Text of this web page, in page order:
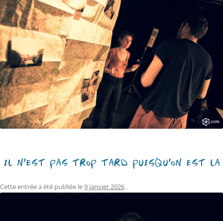
IL N’EST PAS TROP TARD PUISQU’ON EST LÀ
Cette entrée a été publiée le9 janvier 2026 .